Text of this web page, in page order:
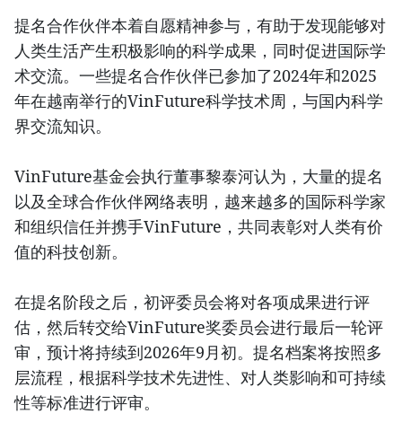
提名合作伙伴本着自愿精神参与，有助于发现能够对
人类生活产生积极影响的科学成果，同时促进国际学
术交流。一些提名合作伙伴已参加了2024年和2025
年在越南举行的VinFuture科学技术周，与国内科学
界交流知识。
VinFuture基金会执行董事黎泰河认为，大量的提名
以及全球合作伙伴网络表明，越来越多的国际科学家
和组织信任并携手VinFuture，共同表彰对人类有价
值的科技创新。
在提名阶段之后，初评委员会将对各项成果进行评
估，然后转交给VinFuture奖委员会进行最后一轮评
审，预计将持续到2026年9月初。提名档案将按照多
层流程，根据科学技术先进性、对人类影响和可持续
性等标准进行评审。